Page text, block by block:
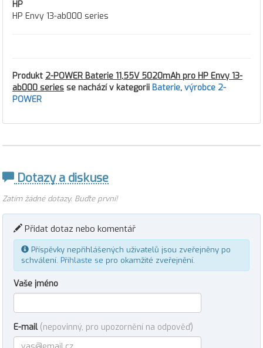
HP
HP Envy 13-ab000 series
Produkt 2-POWER Baterie 11,55V 5020mAh pro HP Envy 13-
ab000 series se nachází v kategorii Baterie, výrobce 2-
POWER
Dotazy a diskuse
Zatím žádné dotazy. Buďte první!
Přidat dotaz nebo komentář
Příspěvky nepřihlášených uživatelů jsou zveřejněny po
schválení. Přihlaste se pro okamžité zveřejnění.
Vaše jméno
E-mail (nepovinný, pro upozornění na odpověď)